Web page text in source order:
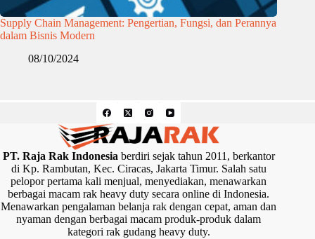
Supply Chain Management: Pengertian, Fungsi, dan Perannya
dalam Bisnis Modern
08/10/2024
PT. Raja Rak Indonesiaberdiri sejak tahun 2011, berkantor
di Kp. Rambutan, Kec. Ciracas, Jakarta Timur. Salah satu
pelopor pertama kali menjual, menyediakan, menawarkan
berbagai macam rak heavy duty secara online di Indonesia.
Menawarkan pengalaman belanja rak dengan cepat, aman dan
nyaman dengan berbagai macam produk-produk dalam
kategori rak gudang heavy duty.